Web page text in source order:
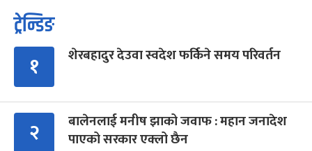
ट्रेन्डिङ
१ शेरबहादुर देउवा स्वदेश फर्किने समय परिवर्तन
२
बालेनलाई मनीष झाको जवाफ : महान जनादेश
पाएको सरकार एक्लो छैन